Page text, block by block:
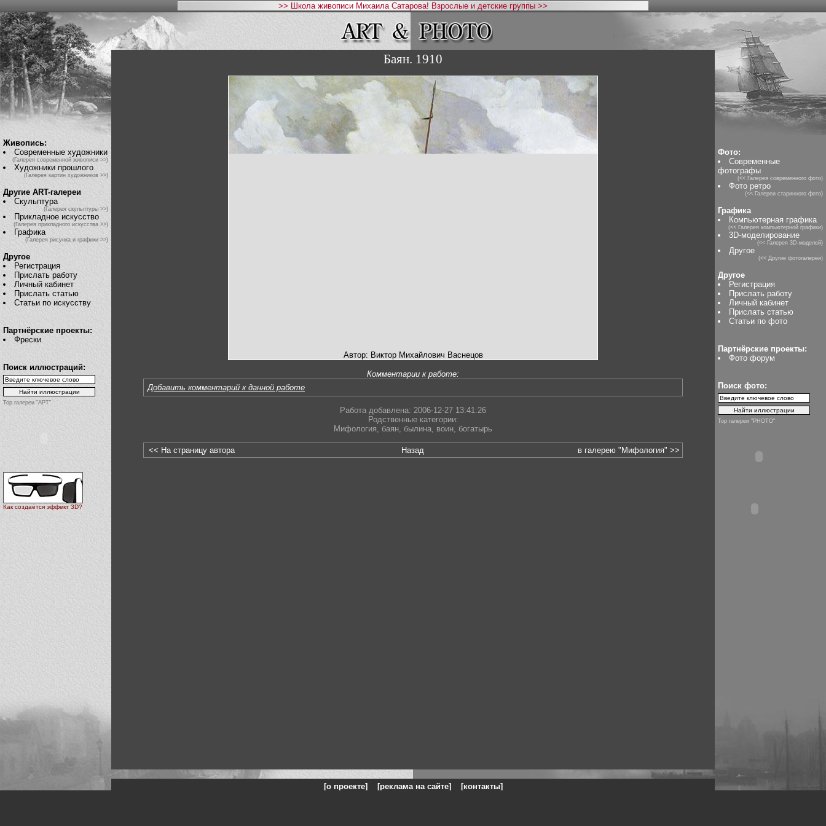
>> Школа живописи Михаила Сатарова! Взрослые и детские группы >>
Живопись:
Современные художники
(Галерея современной живописи >>)
Художники прошлого
(Галерея картин художников >>)
Другие ART-галереи
Скульптура
(Галерея скульптуры >>)
Прикладное искусство
(Галерея прикладного искусства >>)
Графика
(Галерея рисунка и графики >>)
Другое
Регистрация
Прислать работу
Личный кабинет
Прислать статью
Статьи по искусству
Партнёрские проекты:
Фрески
Поиск иллюстраций:
Top галереи "АРТ"
Как создаётся эффект 3D?
Баян. 1910
Автор: Виктор Михайлович Васнецов
Комментарии к работе:
Добавить комментарий к данной работе
Работа добавлена: 2006-12-27 13:41:26
Родственные категории:
Мифология, баян, былина, воин, богатырь
<< На страницу автора Назад в галерею "Мифология" >>
Фото:
Современные
фотографы
(<< Галерея современного фото)
Фото ретро
(<< Галереи старинного фото)
Графика
Компьютерная графика
(<< Галерея компьютерной графики)
3D-моделирование
(<< Галерея 3D-моделей)
Другое
(<< Другие фотогалереи)
Другое
Регистрация
Прислать работу
Личный кабинет
Прислать статью
Статьи по фото
Партнёрские проекты:
Фото форум
Поиск фото:
Top галереи "PHOTO"
[о проекте] [реклама на сайте] [контакты]